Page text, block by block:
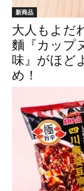
新商品
大人もよだ
麵『カップ
味』がほど
め！